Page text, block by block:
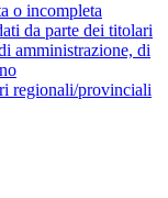
o incompleta
da parte dei titolari
amministrazione, di
regionali/provinciali